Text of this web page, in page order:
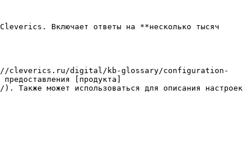
Включает ответы на **несколько тысяч
cleverics.ru/digital/kb-glossary/configuration-
[продукта]
может использоваться для описания настроек